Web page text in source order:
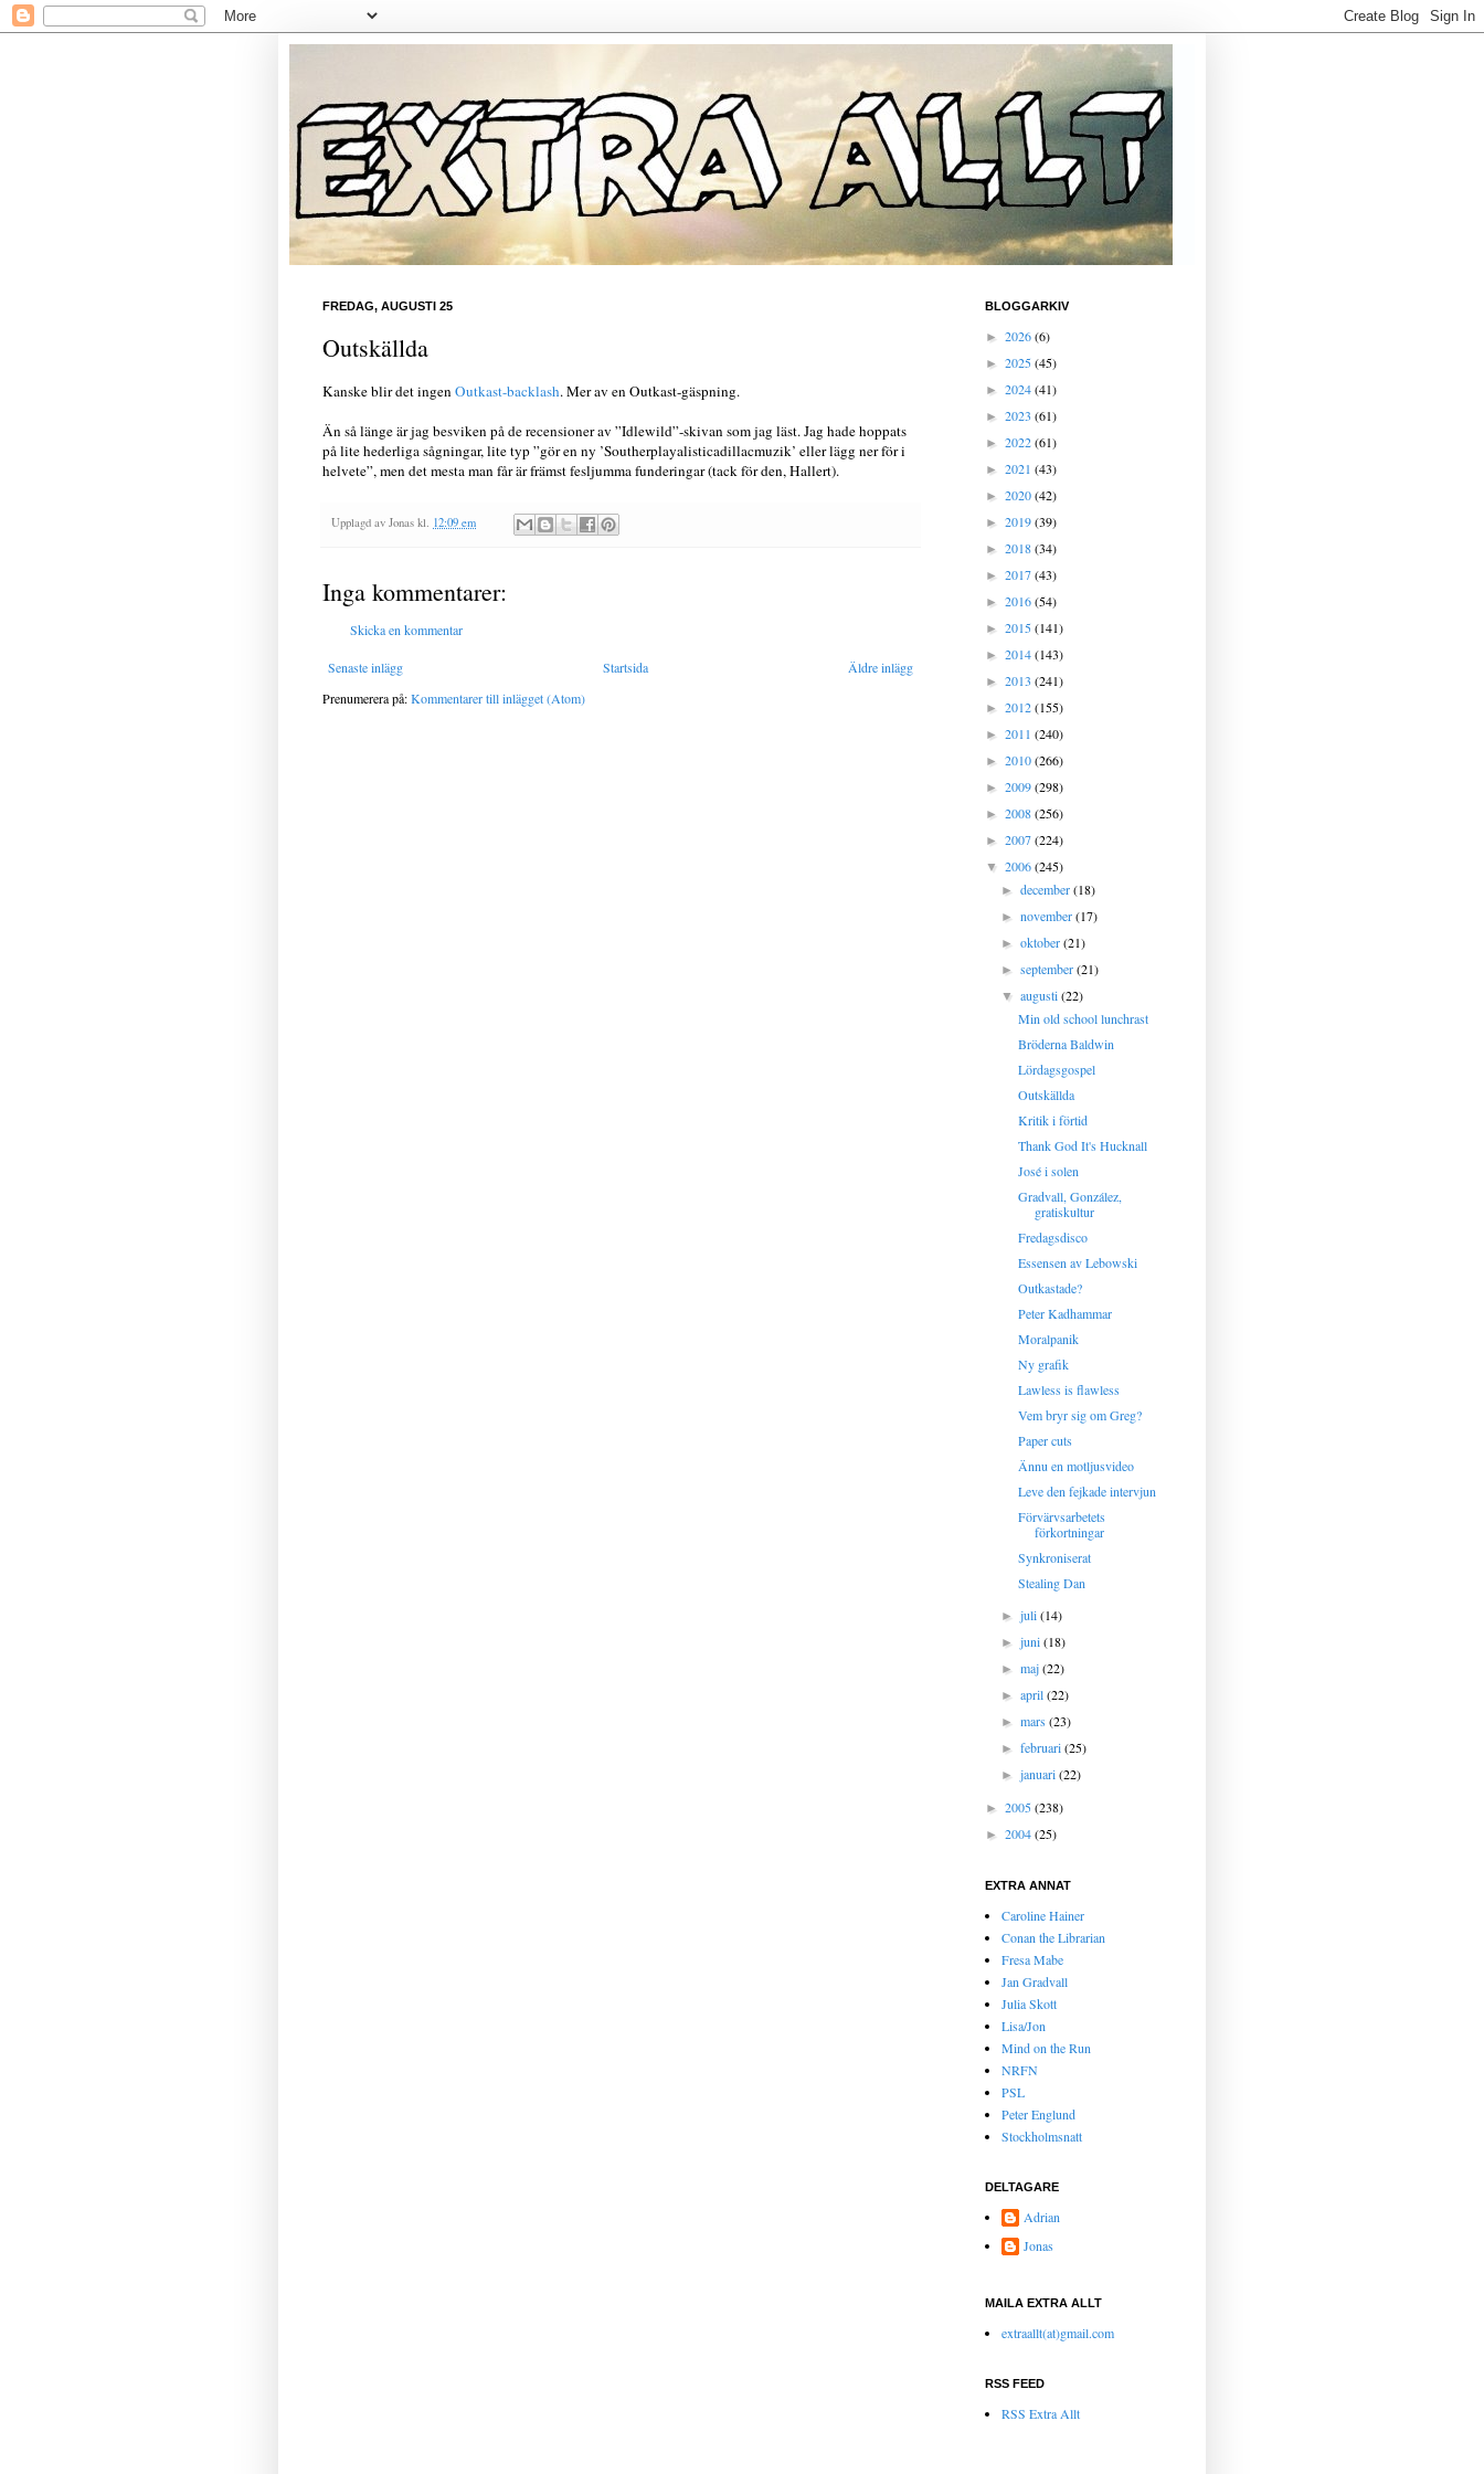
FREDAG, AUGUSTI 25
Outskällda
Kanske blir det ingenOutkast-backlash. Mer av en Outkast-gäspning.
Än så länge är jag besviken på de recensioner av ”Idlewild”-skivan som jag läst. Jag hade hoppats
på lite hederliga sågningar, lite typ ”gör en ny ’Southerplayalisticadillacmuzik’ eller lägg ner för i
helvete”, men det mesta man får är främst fesljumma funderingar (tack för den, Hallert).
Upplagd av Jonas kl. 12:09 em
Inga kommentarer:
Skicka en kommentar
Senaste inlägg Äldre inlägg
Startsida
Prenumerera på:Kommentarer till inlägget (Atom)
BLOGGARKIV
► 2026(6)
► 2025(45)
► 2024(41)
► 2023 (61)
► 2022(61)
► 2021 (43)
► 2020(42)
► 2019(39)
► 2018(34)
► 2017(43)
► 2016(54)
► 2015(141)
► 2014(143)
► 2013 (241)
► 2012(155)
► 2011 (240)
► 2010(266)
► 2009(298)
► 2008(256)
► 2007(224)
▼ 2006(245)
►december(18)
►november(17)
►oktober(21)
►september(21)
▼augusti(22)
Min old school lunchrast
Bröderna Baldwin
Lördagsgospel
Outskällda
Kritik i förtid
Thank God It's Hucknall
José i solen
Gradvall, González,
gratiskultur
Fredagsdisco
Essensen av Lebowski
Outkastade?
Peter Kadhammar
Moralpanik
Ny grafik
Lawless is flawless
Vem bryr sig om Greg?
Paper cuts
Ännu en motljusvideo
Leve den fejkade intervjun
Förvärvsarbetets
förkortningar
Synkroniserat
Stealing Dan
►juli(14)
►juni(18)
►maj(22)
►april(22)
►mars(23)
►februari(25)
►januari(22)
► 2005(238)
► 2004(25)
EXTRA ANNAT
Caroline Hainer
Conan the Librarian
Fresa Mabe
Jan Gradvall
Julia Skott
Lisa/Jon
Mind on the Run
NRFN
PSL
Peter Englund
Stockholmsnatt
DELTAGARE
Adrian
Jonas
MAILA EXTRA ALLT
extraallt(at)gmail.com
RSS FEED
RSS Extra Allt